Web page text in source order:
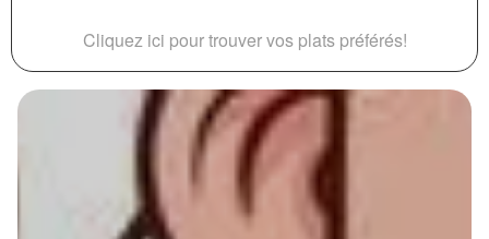
Cliquez ici pour trouver vos plats préférés!